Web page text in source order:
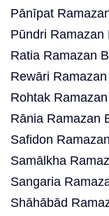
Pānīpat
Pūndri Ramazan
Ratia Ramazan
Rewāri
Rohtak
Rānia Ramazan
Safidon
Samālkha
Sangaria
Shāhābād